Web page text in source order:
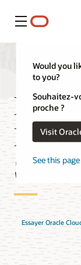
Menu
Would you
to you?
Souhaitez-
proche ?
Visit
See this
FAQ
Essayer Oracle